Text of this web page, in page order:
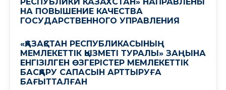
НА ПОВЫШЕНИЕ КАЧЕСТВА
ГОСУДАРСТВЕННОГО УПРАВЛЕНИЯ
«ҚАЗАҚСТАН РЕСПУБЛИКАСЫНЫҢ
МЕМЛЕКЕТТІК ҚЫЗМЕТІ ТУРАЛЫ» ЗАҢЫНА
ЕНГІЗІЛГЕН ӨЗГЕРІСТЕР МЕМЛЕКЕТТІК
БАСҚАРУ САПАСЫН АРТТЫРУҒА
БАҒЫТТАЛҒАН